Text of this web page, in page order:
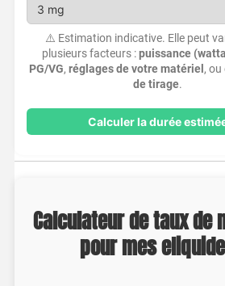
⚠️ Estimation indicative. Elle peut
plusieurs facteurs :puissance
PG/VG,réglages de votre matériel ,
de tirage.
Calculer la durée
Calculateur de taux de
pour mes